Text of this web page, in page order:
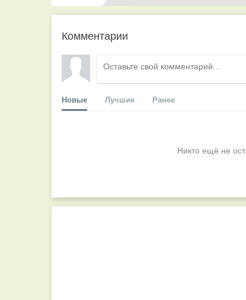
Комментарии
Новые Лучшие Ранее
Никто ещё не